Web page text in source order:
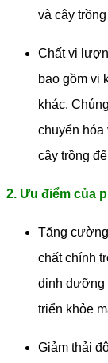
và cây
Chất vi
bao gồm vi
khác.
chuyển hóa
cây trồng
2. Ưu điểm của
Tăng
chất chính
dinh dưỡng
triển khỏe
Giảm thải